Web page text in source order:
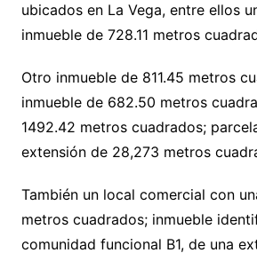
ubicados en La Vega, entre ellos
inmueble de 728.11 metros
Otro inmueble de 811.45 metros
inmueble de 682.50 metros
1492.42 metros cuadrados;
extensión de 28,273 metros
También un local comercial con
metros cuadrados; inmueble
comunidad funcional B1, de una